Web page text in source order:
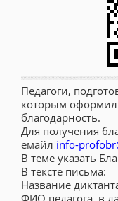
Педагоги,
которым
благодарность.
Для получения
емайл info-
В теме указать
В тексте письма:
Название